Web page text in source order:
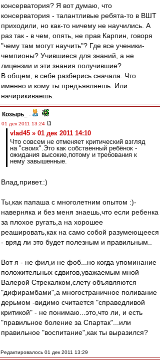
консерватория? Я вот думаю, что
консерватория - талантливые ребята-то в ВШТ
приходили, но как-то ничему не научились. А
раз так - в чем, опять, не прав Карпин, говоря
"чему там могут научить"? Где все ученики-
чемпионы? Учившиеся для знаний, а не
лицензии и эти знания получившие?
В общем, в себе разберись сначала. Что
именно и кому ты предъявляешь. Или
начирикиваешь.
Козырь_
-
01 дек 2011 13:24
vlad45 » 01 дек 2011 14:10
Что совсем не отменяет критический взгляд
на "своих".Это как собственный ребёнок -
ожидания высокие,потому и требования к
нему завышенные.
Влад,привет.:)
Ты,как папаша с многолетним опытом :)-
наверняка и без меня знаешь,что если ребенка
за плохое ругать,а на хорошее
реашировать,как на само собой разумеющееся
- вряд ли это будет полезным и правильным..
Вот я - не фил,и не фоб...но когда упоминание
положительных сдвигов,уважаемым мной
Валерой Стрекалком,слету объявляются
"дифирамбами",а многостраничное поливание
дерьмом -видимо считается "справедливой
критикой" - не понимаю...это,что ли, и есть
"правильное боление за Спартак"...или
правильное "воспитание",как ты выразился?
Редактировалось 01 дек 2011 13:29